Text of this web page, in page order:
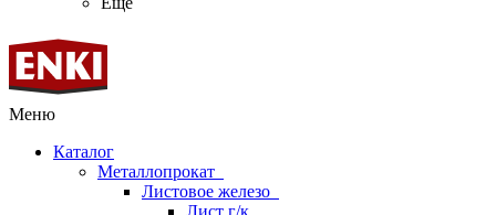
Меню
Каталог
Металлопрокат
Листовое железо
Лист г/к